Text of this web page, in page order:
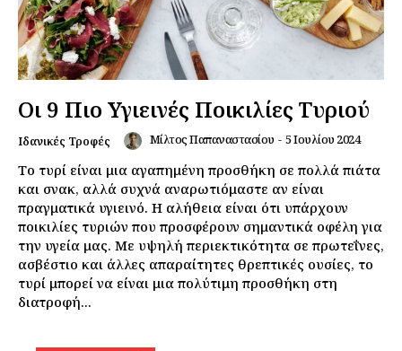
Οι 9 Πιο Υγιεινές Ποικιλίες Τυριού
Ιδανικές Τροφές Μίλτος Παπαναστασίου - 5 Ιουλίου 2024
Το τυρί είναι μια αγαπημένη προσθήκη σε πολλά πιάτα
και σνακ, αλλά συχνά αναρωτιόμαστε αν είναι
πραγματικά υγιεινό. Η αλήθεια είναι ότι υπάρχουν
ποικιλίες τυριών που προσφέρουν σημαντικά οφέλη για
την υγεία μας. Με υψηλή περιεκτικότητα σε πρωτεΐνες,
ασβέστιο και άλλες απαραίτητες θρεπτικές ουσίες, το
τυρί μπορεί να είναι μια πολύτιμη προσθήκη στη
διατροφή...